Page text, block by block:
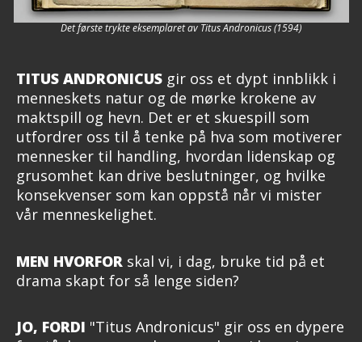
Det første trykte eksemplaret av Titus Andronicus (1594)
TITUS ANDRONICUS gir oss et dypt innblikk i
menneskets natur og de mørke krokene av
maktspill og hevn. Det er et skuespill som
utfordrer oss til å tenke på hva som motiverer
mennesker til handling, hvordan lidenskap og
grusomhet kan drive beslutninger, og hvilke
konsekvenser som kan oppstå når vi mister
vår menneskelighet.
MEN HVORFOR skal vi, i dag, bruke tid på et
drama skapt for så lenge siden?
JO, FORDI "Titus Andronicus" gir oss en dypere